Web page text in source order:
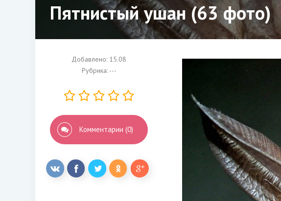
Пятнистый ушан (63 фото)
Добавлено: 15.08
Рубрика: ---
Комментарии (0)